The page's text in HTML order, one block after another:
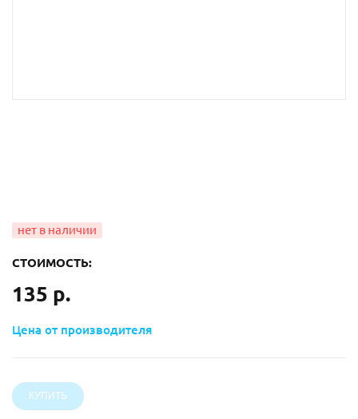
СТОИМОСТЬ:
135 р.
Цена от производителя